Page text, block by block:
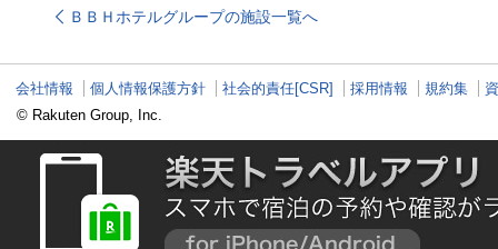
ＢＢＨホテルグループの施設一覧へ
会社情報 個人情報保護方針 社会的責任[CSR] 採用情報 規約集
© Rakuten Group, Inc.